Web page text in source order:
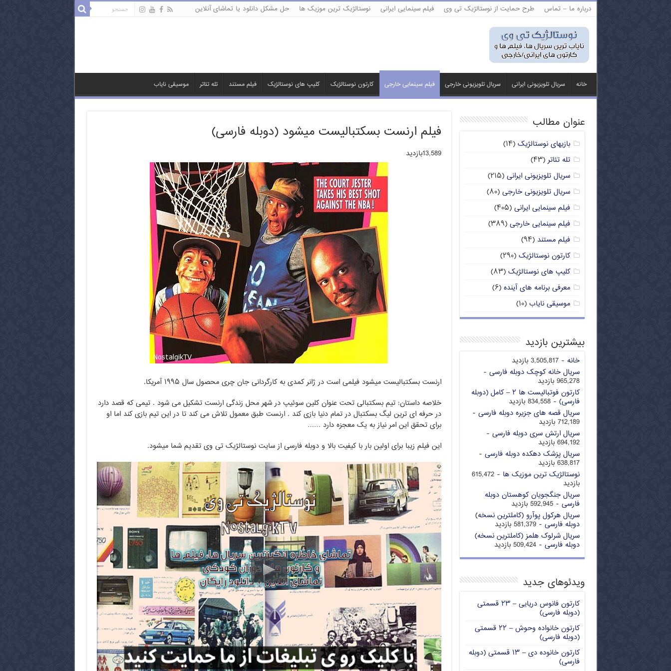
درباره ما – تماس طرح حمایت از نوستالژیک تی وی فیلم سینمایی ایرانی نوستالژیک ترین موزیک ها حل مشکل دانلود یا تماشای آنلاین
خانه سریال تلویزیونی ایرانی سریال تلویزیونی خارجی فیلم سینمایی خارجی کارتون نوستالژیک کلیپ های نوستالژیک فیلم مستند تله تئاتر موسیقی نایاب
فیلم ارنست بسکتبالیست میشود (دوبله فارسی)
13,589بازدید
ارنست بسکتبالیست میشود فیلمی است در ژانر کمدی به کارگردانی جان چری محصول سال ۱۹۹۵ آمریکا.
خلاصه داستان: تیم بسکتبالی تحت عنوان کلین سوئیپ در شهر محل زندگی ارنست تشکیل می شود . تیمی که قصد دارد
در حرفه ای ترین لیگ بسکتبال در تمام دنیا بازی کند . ارنست طبق معمول تلاش می کند تا در این تیم بازی کند اما او
برای تحقق این امر نیاز به یک معجزه دارد ……
این فیلم زیبا برای اولین بار با کیفیت بالا و دوبله فارسی از سایت نوستالژیک تی وی تقدیم شما میشود.
عنوان مطالب
بازیهای نوستالژیک (۱۴)
تله تئاتر(۴۳)
سریال تلویزیونی ایرانی (۲۱۵)
سریال تلویزیونی خارجی (۸۰)
فیلم سینمایی ایرانی (۴۰۵)
فیلم سینمایی خارجی (۳۸۹)
فیلم مستند (۹۴)
کارتون نوستالژیک (۲۹۰)
کلیپ های نوستالژیک (۸۳)
معرفی برنامه های آینده (۶)
موسیقی نایاب (۱۰)
بیشترین بازدید
خانه - 3,505,817 بازدید
سریال خانه کوچک دوبله فارسی -
965,278 بازدید
کارتون فوتبالیست ها ۲ – کامل (دوبله
فارسی) - 834,558 بازدید
سریال قصه های جزیره دوبله فارسی -
712,189 بازدید
سریال ارتش سری دوبله فارسی -
694,192 بازدید
سریال پزشک دهکده دوبله فارسی -
638,817 بازدید
نوستالژیک ترین موزیک ها
- 615,472
بازدید
سریال جنگجویان کوهستان دوبله
فارسی - 592,945 بازدید
سریال هرکول پوآرو (کاملترین نسخه)
دوبله فارسی - 581,379 بازدید
سریال شرلوک هلمز (کاملترین نسخه)
دوبله فارسی - 509,424 بازدید
ویدئوهای جدید
کارتون فانوس دریایی – ۲۳ قسمتی
(دوبله فارسی)
کارتون خانواده وحوش – ۲۲ قسمتی
(دوبله فارسی)
کارتون خانوده دی – ۱۳ قسمتی (دوبله
فارسی)